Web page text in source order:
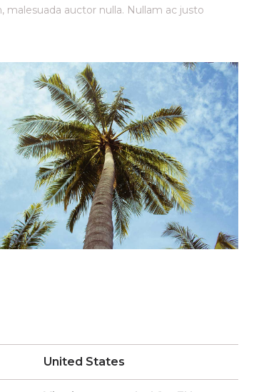
auctor nulla. Nullam ac justo
United States